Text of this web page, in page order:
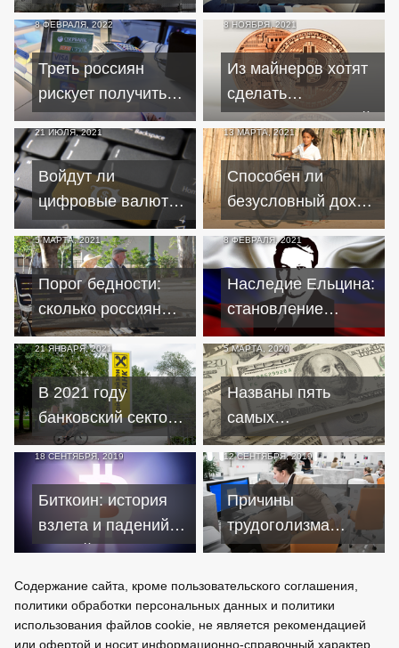
политики
зарабатывают на
жизнях украинцев
инвестировать в
биткоин, а не в
фондовый рынок
8 ФЕВРАЛЯ, 2022
Треть россиян
рискует получить
отказ в банковском
кредите
8 НОЯБРЯ, 2021
Из майнеров хотят
сделать
предпринимателей
и обложить
налогами
21 ИЮЛЯ, 2021
Войдут ли
цифровые валюты
в привычную
финансовую
систему
13 МАРТА, 2021
Способен ли
безусловный доход
победить нищету?
5 МАРТА, 2021
Порог бедности:
сколько россиян
находятся на грани
и за чертой
8 ФЕВРАЛЯ, 2021
Наследие Ельцина:
становление
экономики на
рыночные рельсы
21 ЯНВАРЯ, 2021
В 2021 году
банковский сектор
может столкнуться
с проблемами
5 МАРТА, 2020
Названы пять
самых
дорогостоящих
акций в мире
18 СЕНТЯБРЯ, 2019
Биткоин: история
взлета и падений
первой
12 СЕНТЯБРЯ, 2019
Причины
трудоголизма
россиян: кредиты и
неполноценности
Содержание сайта, кроме пользовательского соглашения,
политики обработки персональных данных и политики
использования файлов cookie, не является рекомендацией
или офертой и носит информационно-справочный характер.